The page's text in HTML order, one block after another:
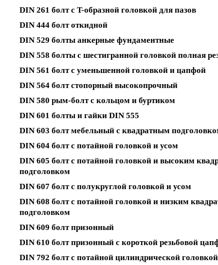
DIN 261 болт с T-образной головкой для пазов
DIN 444 болт откидной
DIN 529 болты анкерные фундаментные
DIN 558 болты с шестигранной головкой полная
DIN 561 болт с уменьшенной головкой и цапфой
DIN 564 болт стопорный высокопрочный
DIN 580 рым-болт с кольцом и буртиком
DIN 601 болты и гайки DIN 555
DIN 603 болт мебельный с квадратным
DIN 604 болт с потайной головкой и усом
DIN 605 болт с потайной головкой и высоким
подголовком
DIN 607 болт с полукруглой головкой и усом
DIN 608 болт с потайной головкой и низким
подголовком
DIN 609 болт призонный
DIN 610 болт призонный с короткой резьбовой
DIN 792 болт с потайной цилиндрической